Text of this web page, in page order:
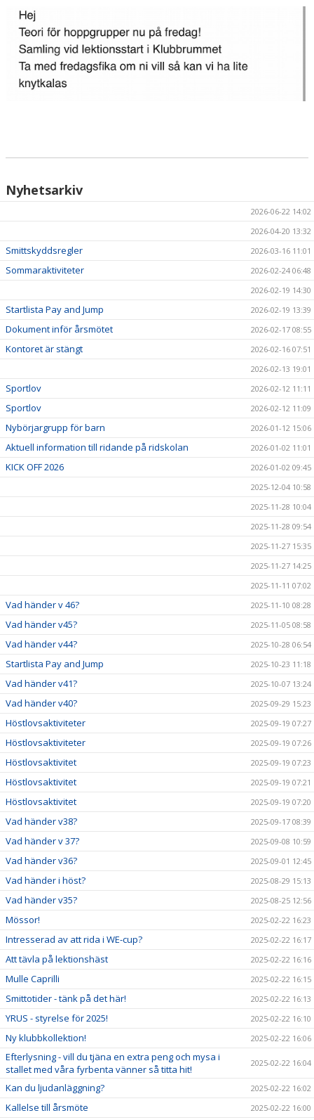
HÄSTAR
KALENDER
Nyhetsarkiv
2026-06-22 14:02
2026-04-20 13:32
Smittskyddsregler 2026-03-16 11:01
Sommaraktiviteter
2026-02-24 06:48
2026-02-19 14:30
Startlista Pay and Jump 2026-02-19 13:39
Dokument inför årsmötet 2026-02-17 08:55
Kontoret är stängt
2026-02-16 07:51
2026-02-13 19:01
Sportlov 2026-02-12 11:11
Sportlov 2026-02-12 11:09
Nybörjargrupp för barn 2026-01-12 15:06
Aktuell information till ridande på ridskolan 2026-01-02 11:01
KICK OFF 2026
2026-01-02 09:45
2025-12-04 10:58
2025-11-28 10:04
2025-11-28 09:54
2025-11-27 15:35
2025-11-27 14:25
2025-11-11 07:02
Vad händer v 46? 2025-11-10 08:28
Vad händer v45? 2025-11-05 08:58
Vad händer v44? 2025-10-28 06:54
Startlista Pay and Jump 2025-10-23 11:18
Vad händer v41? 2025-10-07 13:24
Vad händer v40? 2025-09-29 15:23
Höstlovsaktiviteter 2025-09-19 07:27
Höstlovsaktiviteter 2025-09-19 07:26
Höstlovsaktivitet 2025-09-19 07:23
Höstlovsaktivitet 2025-09-19 07:21
Höstlovsaktivitet 2025-09-19 07:20
Vad händer v38? 2025-09-17 08:39
Vad händer v 37? 2025-09-08 10:59
Vad händer v36? 2025-09-01 12:45
Vad händer i höst? 2025-08-29 15:13
Vad händer v35? 2025-08-25 12:56
Mössor! 2025-02-22 16:23
Intresserad av att rida i WE-cup? 2025-02-22 16:17
Att tävla på lektionshäst 2025-02-22 16:16
Mulle Caprilli 2025-02-22 16:15
Smittotider - tänk på det här! 2025-02-22 16:13
YRUS - styrelse för 2025! 2025-02-22 16:10
Ny klubbkollektion! 2025-02-22 16:06
Efterlysning - vill du tjäna en extra peng och mysa i
stallet med våra fyrbenta vänner så titta hit!
2025-02-22 16:04
Kan du ljudanläggning? 2025-02-22 16:02
Kallelse till årsmöte 2025-02-22 16:00